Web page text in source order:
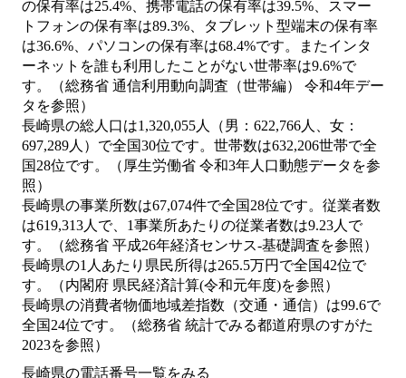
の保有率は25.4%、携帯電話の保有率は39.5%、スマー
トフォンの保有率は89.3%、タブレット型端末の保有率
は36.6%、パソコンの保有率は68.4%です。またインタ
ーネットを誰も利用したことがない世帯率は9.6%で
す。（総務省 通信利用動向調査（世帯編） 令和4年デー
タを参照）
長崎県の総人口は1,320,055人（男：622,766人、女：
697,289人）で全国30位です。世帯数は632,206世帯で全
国28位です。（厚生労働省 令和3年人口動態データを参
照）
長崎県の事業所数は67,074件で全国28位です。従業者数
は619,313人で、1事業所あたりの従業者数は9.23人で
す。（総務省 平成26年経済センサス‐基礎調査を参照）
長崎県の1人あたり県民所得は265.5万円で全国42位で
す。（内閣府 県民経済計算(令和元年度)を参照）
長崎県の消費者物価地域差指数（交通・通信）は99.6で
全国24位です。（総務省 統計でみる都道府県のすがた
2023を参照）
長崎県の電話番号一覧をみる